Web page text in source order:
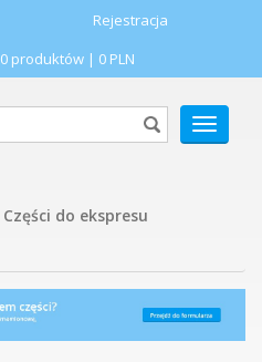
Rejestracja
0 produktów | 0 PLN
POKAŻ
MENU
Części do ekspresu